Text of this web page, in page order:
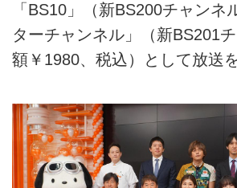
「BS10」（新BS200チャンネ
ターチャンネル」（新BS201
額￥1980、税込）として放送を